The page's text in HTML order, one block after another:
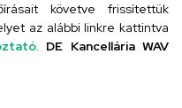
követve frissítettük
az alábbi linkre kattintva
DE Kancellária WAV